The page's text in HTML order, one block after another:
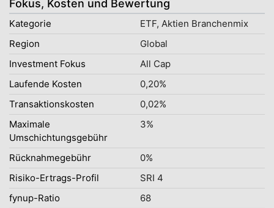
Fokus, Kosten und Bewertung
Kategorie
ETF, Aktien Branchenmix
Region
Global
Investment Fokus
All Cap
Laufende Kosten
0,20%
Transaktionskosten
0,02%
Maximale
Umschichtungsgebühr
3%
Rücknahmegebühr
0%
Risiko-Ertrags-Profil
SRI 4
fynup-Ratio
68